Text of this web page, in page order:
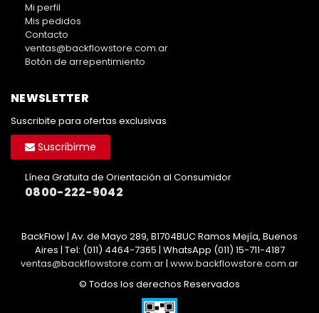
Mi perfil
Mis pedidos
Contacto
ventas@backflowstore.com.ar
Botón de arrepentimiento
NEWSLETTER
Suscribite para ofertas exclusivas
Suscribirme
Línea Gratuita de Orientación al Consumidor
0800-222-9042
BackFlow | Av. de Mayo 289, B1704BUC Ramos Mejía, Buenos
Aires | Tel: (011) 4464-7365 | WhatsApp (011) 15-711-4187
ventas@backflowstore.com.ar| www.backflowstore.com.ar
© Todos los derechos Reservados